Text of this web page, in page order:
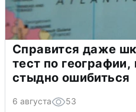
Справится даже
тест по
стыдно ошибиться
6 августа 53